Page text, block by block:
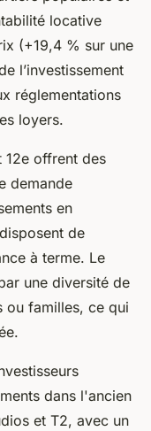
locative
(+19,4 % sur une
l’investissement
réglementations
loyers.
12e offrent des
demande
en
de
à terme. Le
une diversité de
ou familles, ce qui
dans l'ancien
et T2, avec un